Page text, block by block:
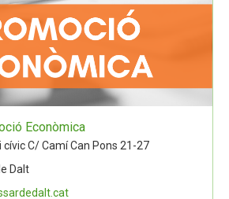
Econòmica
cívic C/ Camí Can Pons 21-27
Dalt